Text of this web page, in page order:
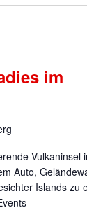
im
Vulkaninsel
Auto,
Islands zu